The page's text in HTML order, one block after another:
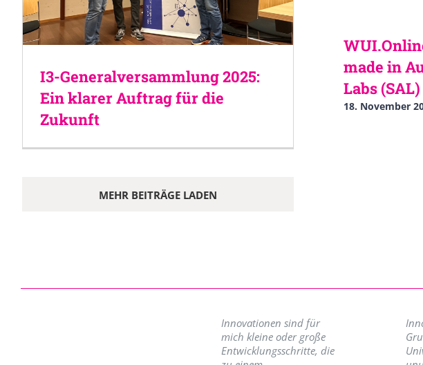
I3-Generalversammlung 2025:
Ein klarer Auftrag für die
Zukunft
MEHR BEITRÄGE LADEN
made in
Labs
18. November
Innovationen sind für
mich kleine oder große
Entwicklungsschritte, die